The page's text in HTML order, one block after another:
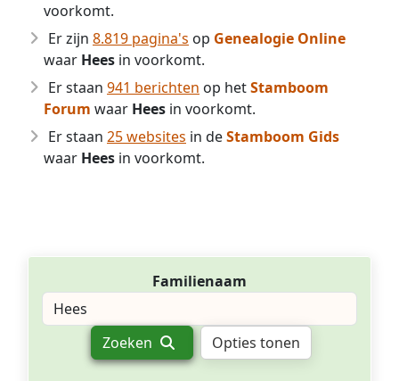
voorkomt.
Er zijn 8.819 pagina's op Genealogie Online
waar Hees in voorkomt.
Er staan 941 berichten op hetStamboom
Forum waar Hees in voorkomt.
Er staan 25 websites in deStamboom Gids
waar Hees in voorkomt.
Familienaam
Zoeken Opties tonen